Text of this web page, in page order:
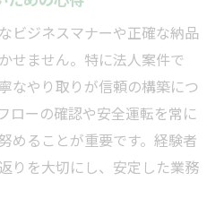
ビジネスマナーや正確な納品
せません。特に法人案件で
なやり取りが信頼の構築につ
ローの確認や安全運転を常に
めることが重要です。経験者
りを大切にし、安定した業務